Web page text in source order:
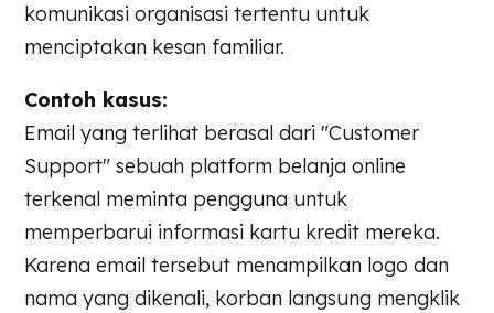
komunikasi organisasi tertentu untuk
menciptakan kesan familiar.
Contoh kasus:
Email yang terlihat berasal dari "Customer
Support" sebuah platform belanja online
terkenal meminta pengguna untuk
memperbarui informasi kartu kredit mereka.
Karena email tersebut menampilkan logo dan
nama yang dikenali, korban langsung mengklik